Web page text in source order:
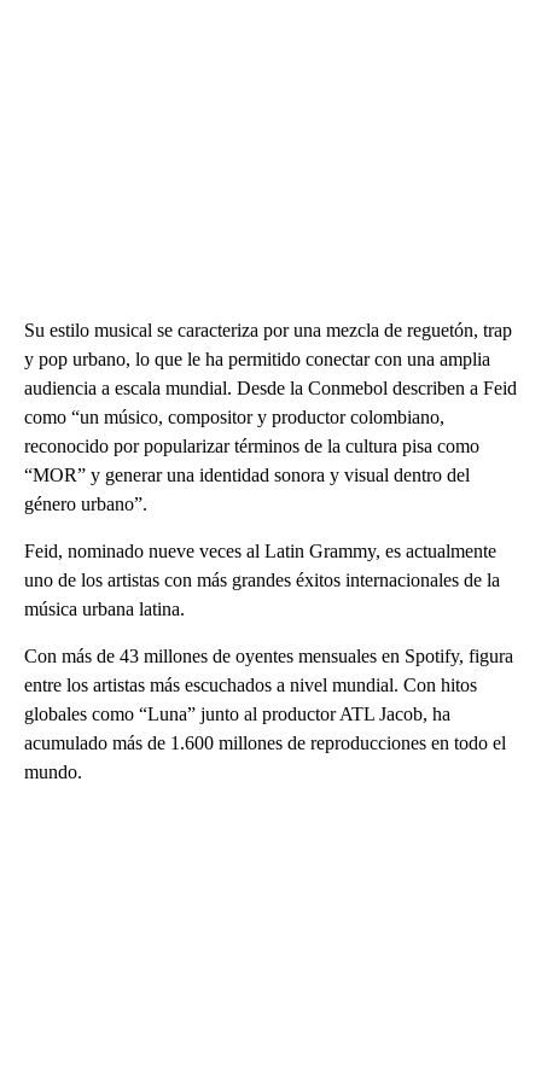
Su estilo musical se caracteriza por una mezcla de reguetón, trap
y pop urbano, lo que le ha permitido conectar con una amplia
audiencia a escala mundial. Desde la Conmebol describen a Feid
como “un músico, compositor y productor colombiano,
reconocido por popularizar términos de la cultura pisa como
“MOR” y generar una identidad sonora y visual dentro del
género urbano”.
Feid, nominado nueve veces al Latin Grammy, es actualmente
uno de los artistas con más grandes éxitos internacionales de la
música urbana latina.
Con más de 43 millones de oyentes mensuales en Spotify, figura
entre los artistas más escuchados a nivel mundial. Con hitos
globales como “Luna” junto al productor ATL Jacob, ha
acumulado más de 1.600 millones de reproducciones en todo el
mundo.